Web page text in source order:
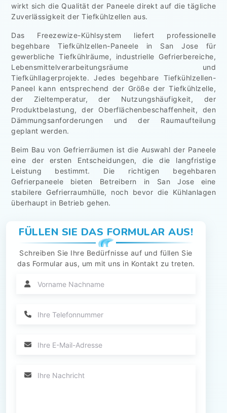
wirkt sich die Qualität der Paneele direkt auf die tägliche
Zuverlässigkeit der Tiefkühlzellen aus.
Das Freezewize-Kühlsystem liefert professionelle
begehbare Tiefkühlzellen-Paneele in San Jose für
gewerbliche Tiefkühlräume, industrielle Gefrierbereiche,
Lebensmittelverarbeitungsräume und
Tiefkühllagerprojekte. Jedes begehbare Tiefkühlzellen-
Paneel kann entsprechend der Größe der Tiefkühlzelle,
der Zieltemperatur, der Nutzungshäufigkeit, der
Produktbelastung, der Oberflächenbeschaffenheit, den
Dämmungsanforderungen und der Raumaufteilung
geplant werden.
Beim Bau von Gefrierräumen ist die Auswahl der Paneele
eine der ersten Entscheidungen, die die langfristige
Leistung bestimmt. Die richtigen begehbaren
Gefrierpaneele bieten Betreibern in San Jose eine
stabilere Gefrierraumhülle, noch bevor die Kühlanlagen
überhaupt in Betrieb gehen.
FÜLLEN SIE DAS FORMULAR AUS!
Schreiben Sie Ihre Bedürfnisse auf und füllen Sie
das Formular aus, um mit uns in Kontakt zu treten.